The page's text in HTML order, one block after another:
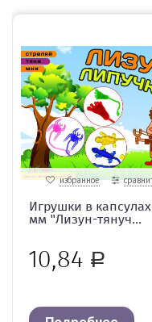
избранное
Игрушки в
мм "Лизун-тянуч...
10,84 Р